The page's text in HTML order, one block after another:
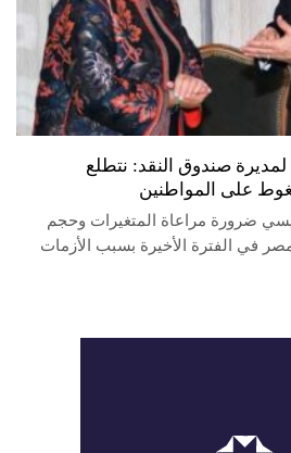
صندوق النقد: نتطلع
على المواطنين
ضرورة مراعاة المتغيرات وحجم
في الفترة الأخيرة بسبب الأزمات